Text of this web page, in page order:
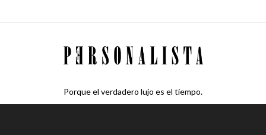
Porque el verdadero lujo es el tiempo.